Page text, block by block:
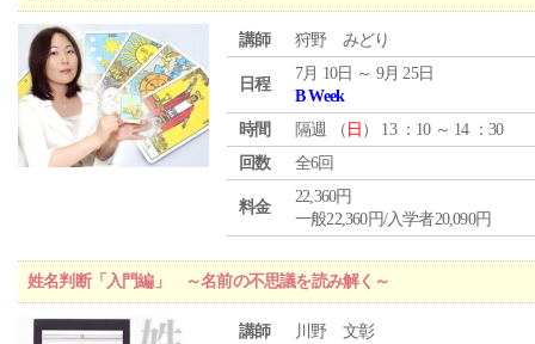
講師 狩野 みどり
日程
7月 10日 ～ 9月 25日
B Week
時間
隔週 （ 日 ） 13 ：10 ～ 14 ：30
回数
全6回
料金
22,360円
一般22,360円/入学者20,090円
姓名判断「入門編」 ～名前の不思議を読み解く～
講師 川野 文彰